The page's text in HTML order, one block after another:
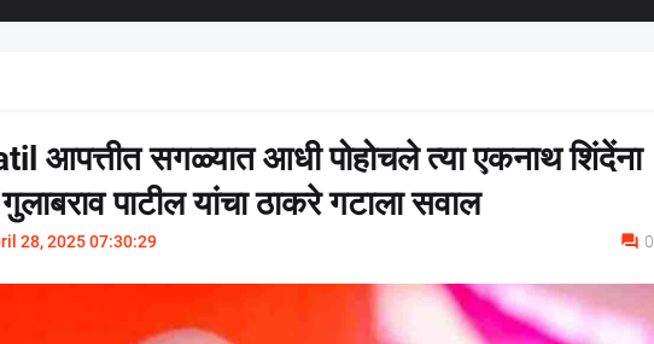
आपत्तीत सगळ्यात आधी पोहोचले त्या एकनाथ शिंदेंना
पाटील यांचा ठाकरे गटाला सवाल
28, 2025 07:30:29 0